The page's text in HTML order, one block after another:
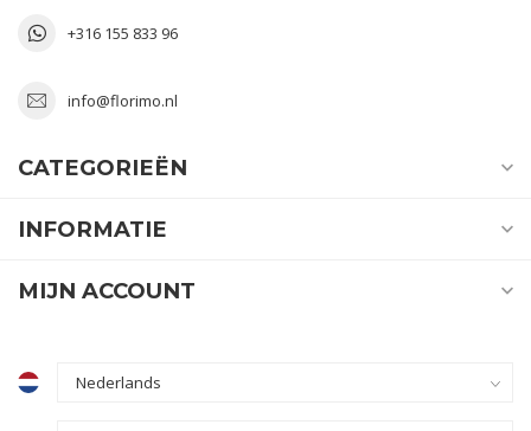
+316 155 833 96
info@florimo.nl
CATEGORIEËN
INFORMATIE
MIJN ACCOUNT